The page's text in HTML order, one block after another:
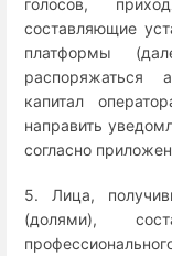
голосов,
составляющие
платформы
распоряжаться
капитал
направить
согласно
5. Лица,
(долями),